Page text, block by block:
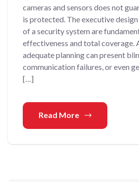
cameras and sensors does not
is protected. The executive
of a security system are
effectiveness and total coverage.
adequate planning can present
communication failures, or even
[…]
Read More